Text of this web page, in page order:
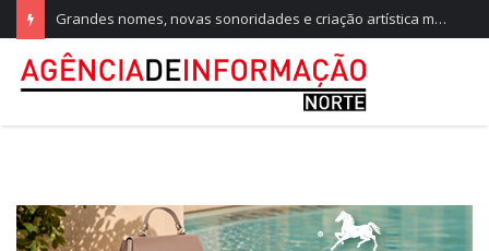
Grandes nomes, novas sonoridades e criação artística marcam a nova temporada do CTAL